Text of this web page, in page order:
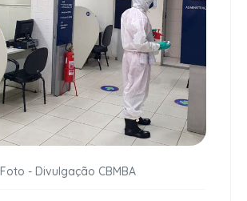
Foto - Divulgação CBMBA